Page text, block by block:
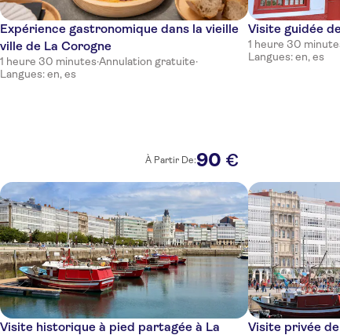
Expérience gastronomique dans la vieille
ville de La Corogne
1 heure 30 minutes·Annulation gratuite·
Langues: en, es
À Partir De:90 €
Visite guidée
1 heure 30
Langues: en, es
Visite historique à pied partagée à La
Visite privée